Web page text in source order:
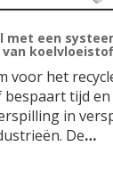
met een
van
voor het
tijd en
in
De…